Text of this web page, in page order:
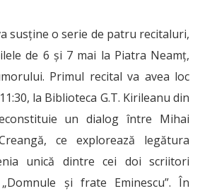
susține o serie de patru recitaluri,
de 6 și 7 mai la Piatra Neamț,
Primul recital va avea loc
la Biblioteca G.T. Kirileanu din
un dialog între Mihai
ce explorează legătura
unică dintre cei doi scriitori
şi frate Eminescu”. În